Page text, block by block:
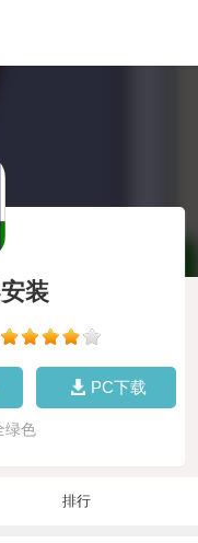
装
PC下载
绿色
排行